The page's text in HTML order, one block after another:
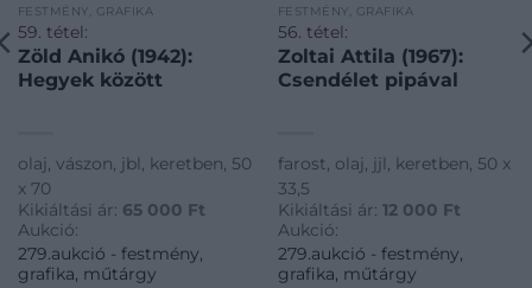
FESTMÉNY, GRAFIKA
59. tétel:
Zöld Anikó (1942):
Hegyek között
olaj, vászon, jbl, keretben, 50
x 70
Kikiáltási ár: 65 000 Ft
Aukció:
279.aukció - festmény,
grafika, műtárgy
FESTMÉNY, GRAFIKA
56. tétel:
Zoltai Attila (1967):
Csendélet pipával
farost, olaj, jjl, keretben, 50 x
33,5
Kikiáltási ár: 12 000 Ft
Aukció:
279.aukció - festmény,
grafika, műtárgy